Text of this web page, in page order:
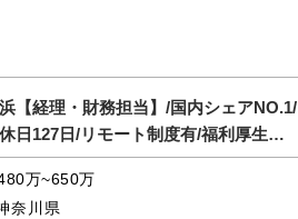
【経理・財務担当】/国内シェアNO.1/
日127日/リモート制度有/福利厚生充
万~650万
奈川県